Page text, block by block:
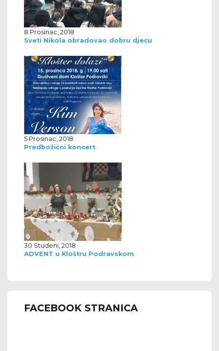
8 Prosinac, 2018
Sveti Nikola obradovao dobru djecu
5 Prosinac, 2018
Predbožićni koncert
30 Studeni, 2018
ADVENT u Kloštru Podravskom
FACEBOOK STRANICA